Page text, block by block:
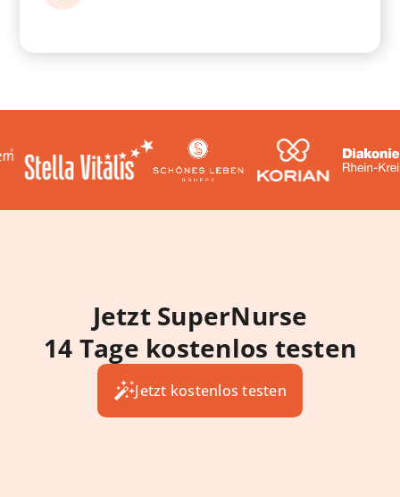
Jetzt SuperNurse
14 Tage kostenlos testen
Jetzt kostenlos testen